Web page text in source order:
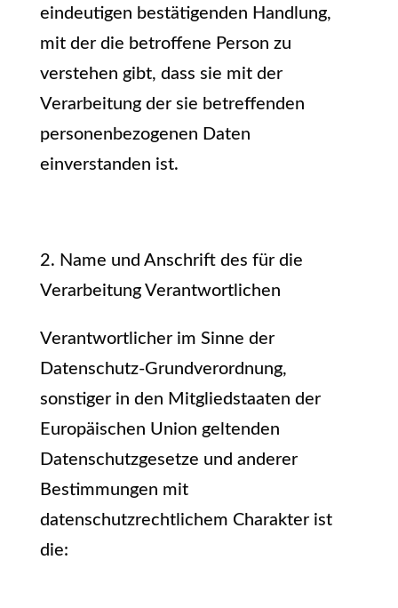
eindeutigen bestätigenden Handlung,
mit der die betroffene Person zu
verstehen gibt, dass sie mit der
Verarbeitung der sie betreffenden
personenbezogenen Daten
einverstanden ist.
2. Name und Anschrift des für die
Verarbeitung Verantwortlichen
Verantwortlicher im Sinne der
Datenschutz-Grundverordnung,
sonstiger in den Mitgliedstaaten der
Europäischen Union geltenden
Datenschutzgesetze und anderer
Bestimmungen mit
datenschutzrechtlichem Charakter ist
die: